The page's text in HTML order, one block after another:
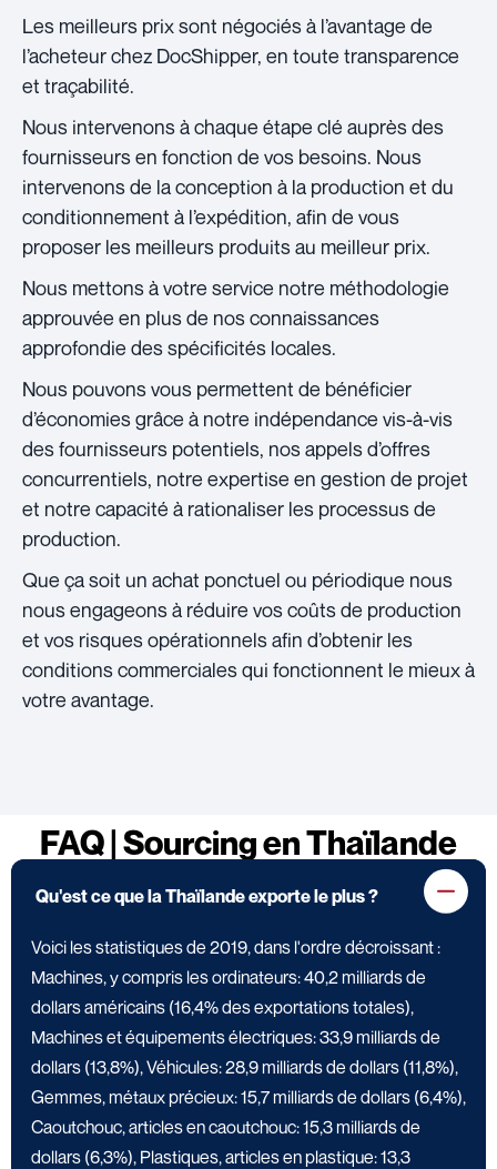
Les meilleurs prix sont négociés à l’avantage de
l’acheteur chez DocShipper, en toute transparence
et traçabilité.
Nous intervenons à chaque étape clé auprès des
fournisseurs en fonction de vos besoins. Nous
intervenons de la conception à la production et du
conditionnement à l’expédition, afin de vous
proposer les meilleurs produits au meilleur prix.
Nous mettons à votre service notre méthodologie
approuvée en plus de nos connaissances
approfondie des spécificités locales.
Nous pouvons vous permettent de bénéficier
d’économies grâce à notre indépendance vis-à-vis
des fournisseurs potentiels, nos appels d’offres
concurrentiels, notre expertise en gestion de projet
et notre capacité à rationaliser les processus de
production.
Que ça soit un achat ponctuel ou périodique nous
nous engageons à réduire vos coûts de production
et vos risques opérationnels afin d’obtenir les
conditions commerciales qui fonctionnent le mieux à
votre avantage.
FAQ | Sourcing en Thaïlande
Qu'est ce que la Thaïlande exporte le plus ?
Voici les statistiques de 2019, dans l'ordre décroissant :
Machines, y compris les ordinateurs: 40,2 milliards de
dollars américains (16,4% des exportations totales),
Machines et équipements électriques: 33,9 milliards de
dollars (13,8%), Véhicules: 28,9 milliards de dollars (11,8%),
Gemmes, métaux précieux: 15,7 milliards de dollars (6,4%),
Caoutchouc, articles en caoutchouc: 15,3 milliards de
dollars (6,3%), Plastiques, articles en plastique: 13,3